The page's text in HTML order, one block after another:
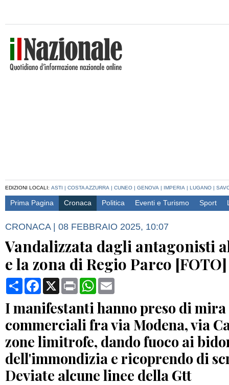
EDIZIONI LOCALI: ASTI | COSTA AZZURRA | CUNEO | GENOVA | IMPERIA | LUGANO |
Prima Pagina Cronaca Politica Eventi e Turismo Sport
CRONACA| 08 FEBBRAIO 2025, 10:07
Vandalizzata dagli antagonisti
e la zona di Regio Parco [FOTO]
CondividiFacebook
X Print WhatsApp
I manifestanti hanno preso di
commerciali fra via Modena, via
zone limitrofe, dando fuoco ai
dell'immondizia e ricoprendo di
Deviate alcune linee della Gtt